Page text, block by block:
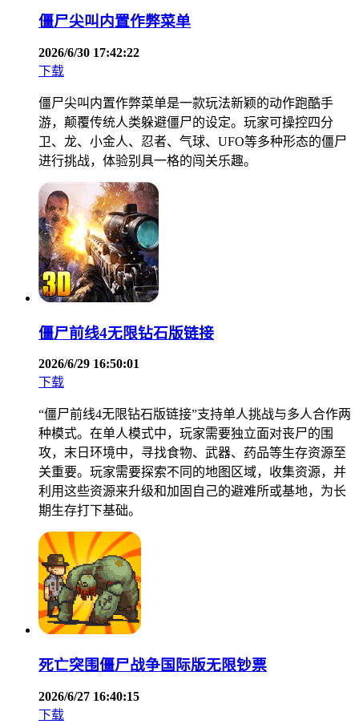
僵尸尖叫内置作弊菜单
2026/6/30 17:42:22
下载
僵尸尖叫内置作弊菜单是一款玩法新颖的动作跑酷手
游，颠覆传统人类躲避僵尸的设定。玩家可操控四分
卫、龙、小金人、忍者、气球、UFO等多种形态的僵尸
进行挑战，体验别具一格的闯关乐趣。
僵尸前线4无限钻石版链接
2026/6/29 16:50:01
下载
“僵尸前线4无限钻石版链接”支持单人挑战与多人合作两
种模式。在单人模式中，玩家需要独立面对丧尸的围
攻，末日环境中，寻找食物、武器、药品等生存资源至
关重要。玩家需要探索不同的地图区域，收集资源，并
利用这些资源来升级和加固自己的避难所或基地，为长
期生存打下基础。
死亡突围僵尸战争国际版无限钞票
2026/6/27 16:40:15
下载